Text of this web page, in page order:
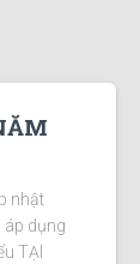
nhật
áp dụng
TẠI